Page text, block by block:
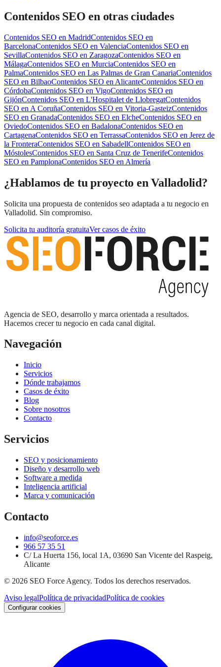
Contenidos SEO en otras ciudades
Contenidos SEO en MadridContenidos SEO en
BarcelonaContenidos SEO en ValenciaContenidos SEO en
SevillaContenidos SEO en ZaragozaContenidos SEO en
MálagaContenidos SEO en MurciaContenidos SEO en
PalmaContenidos SEO en Las Palmas de Gran CanariaContenidos
SEO en BilbaoContenidos SEO en AlicanteContenidos SEO en
CórdobaContenidos SEO en VigoContenidos SEO en
GijónContenidos SEO en L'Hospitalet de LlobregatContenidos
SEO en A CoruñaContenidos SEO en Vitoria-GasteizContenidos
SEO en GranadaContenidos SEO en ElcheContenidos SEO en
OviedoContenidos SEO en BadalonaContenidos SEO en
CartagenaContenidos SEO en TerrassaContenidos SEO en Jerez de
la FronteraContenidos SEO en SabadellContenidos SEO en
MóstolesContenidos SEO en Santa Cruz de TenerifeContenidos
SEO en PamplonaContenidos SEO en Almería
¿Hablamos de tu proyecto en Valladolid?
Solicita una propuesta de contenidos seo adaptada a tu negocio en
Valladolid. Sin compromiso.
Solicita tu auditoría gratuitaVer casos de éxito
Agencia de SEO, desarrollo y marca orientada a resultados.
Hacemos crecer tu negocio en cada canal digital.
Navegación
Inicio
Servicios
Dónde trabajamos
Casos de éxito
Blog
Sobre nosotros
Contacto
Servicios
SEO y posicionamiento
Diseño y desarrollo web
Software a medida
Inteligencia artificial
Marca y comunicación
Contacto
info@seoforce.es
966 57 35 51
C/ La Huerta 156, local 1A, 03690 San Vicente del Raspeig,
Alicante
© 2026 SEO Force Agency. Todos los derechos reservados.
Aviso legalPolítica de privacidadPolítica de cookies
Configurar cookies